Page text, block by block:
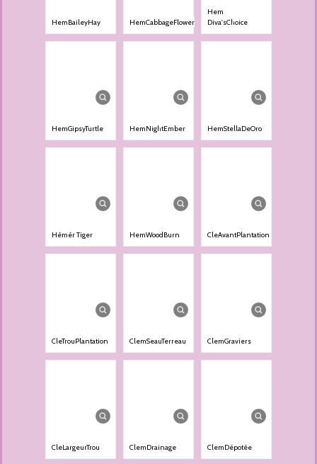
HemBaileyHay HemCabbageFlower
Hem
Diva'sChoice
HemGipsyTurtle HemNightEmber HemStellaDeOro
Hémér Tiger HemWoodBurn CleAvantPlantation
CleTrouPlantation ClemSeauTerreau ClemGraviers
CleLargeurTrou ClemDrainage ClemDépotée